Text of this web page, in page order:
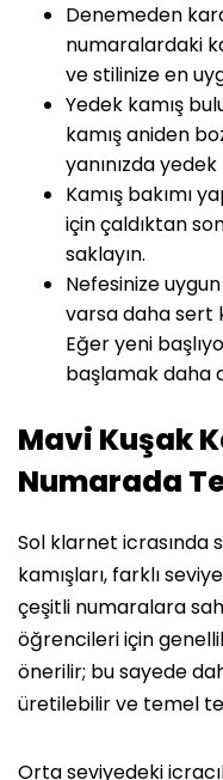
Denemeden
numaralardaki
ve stilinize en
Yedek kamış
kamış aniden
yanınızda yedek
Kamış bakımı
için çaldıktan
saklayın.
Nefesinize
varsa daha sert
Eğer yeni
başlamak daha
Mavi Kuşak
Numarada
Sol klarnet icrasında
kamışları, farklı
çeşitli numaralara
öğrencileri için
önerilir; bu sayede
üretilebilir ve temel
Orta seviyedeki